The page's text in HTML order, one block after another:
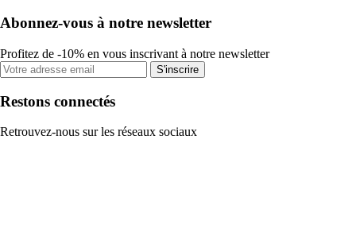
Abonnez-vous à notre newsletter
Profitez de -10% en vous inscrivant à notre newsletter
S'inscrire
Restons connectés
Retrouvez-nous sur les réseaux sociaux